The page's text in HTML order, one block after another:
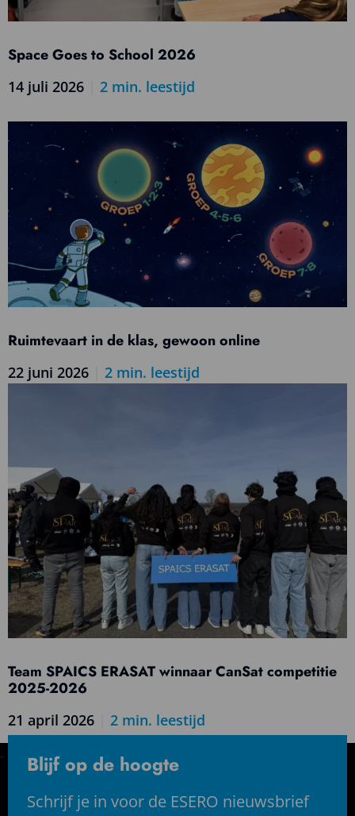
Space Goes to School 2026
14 juli 2026 2 min. leestijd
meer
over
Space
Goes
School
Ruimtevaart in de klas, gewoon online
22 juni 2026 2 min. leestijd
in
de
klas,
gewoon
online
Team SPAICS ERASAT winnaar CanSat competitie
2025-2026
21 april 2026 2 min. leestijd
Lees
meer
Team
Blijf op de hoogte
Schrijf je in voor de ESERO nieuwsbrief